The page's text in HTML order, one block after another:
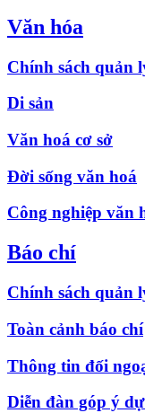
Văn hóa
Chính sách quản
Di sản
Văn hoá cơ sở
Đời sống văn hoá
Công nghiệp văn
Báo chí
Chính sách quản
Toàn cảnh báo chí
Thông tin đối
Diễn đàn góp ý